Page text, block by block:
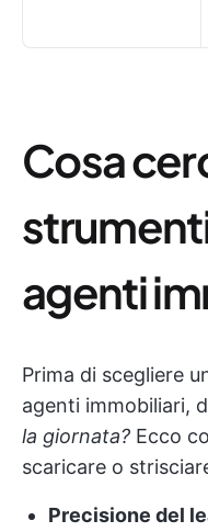
Cosa
agenti
Prima di scegliere
agenti immobiliari,
la giornata? Ecco
scaricare o
Precisione del